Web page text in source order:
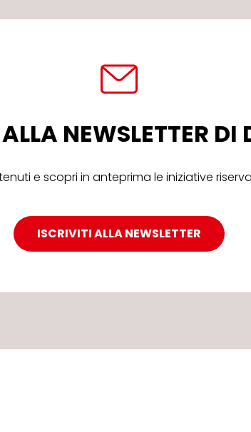
NEWSLETTER DI
e scopri in anteprima le iniziative
ISCRIVITI ALLA NEWSLETTER